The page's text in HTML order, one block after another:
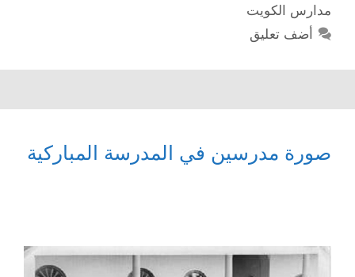
مدارس الكويت
أضف تعليق
صورة مدرسين في المدرسة المباركية